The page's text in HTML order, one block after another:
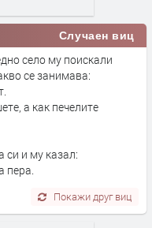
Случаен виц
село му поискали
се занимава:
а как печелите
си и му казал:
пера.
Покажи друг виц